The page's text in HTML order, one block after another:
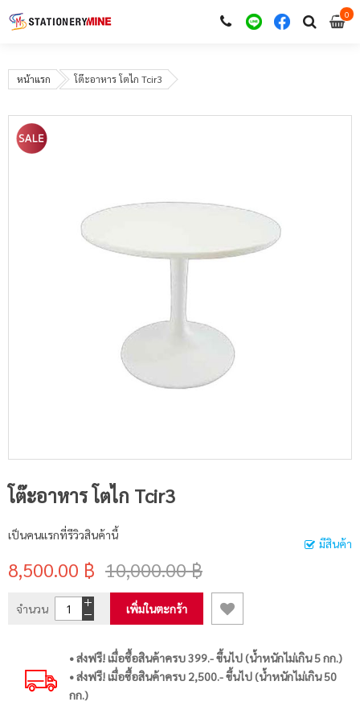
00
หน้าแรก โต๊ะอาหาร โตไก Tcir3
โต๊ะอาหาร โตไก Tcir3
มีสินค้า
เป็นคนแรกที่รีวิวสินค้านี้
8,500.00 ฿ 10,000.00 ฿
จำนวน เพิ่มในตะกร้า
• ส่งฟรี! เมื่อซื้อสินค้าครบ 399.- ขึ้นไป (น้ำหนักไม่เกิน 5 กก.)
• ส่งฟรี! เมื่อซื้อสินค้าครบ 2,500.- ขึ้นไป (น้ำหนักไม่เกิน 50
กก.)